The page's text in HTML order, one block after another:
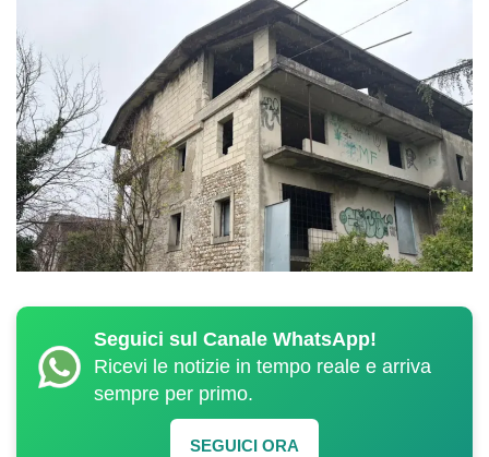
Seguici sul Canale WhatsApp!
Ricevi le notizie in tempo reale e arriva
sempre per primo.
SEGUICI ORA